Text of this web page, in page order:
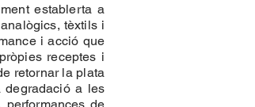
establerta a
tèxtils i
i acció que
receptes i
retornar la plata
a les
performances de